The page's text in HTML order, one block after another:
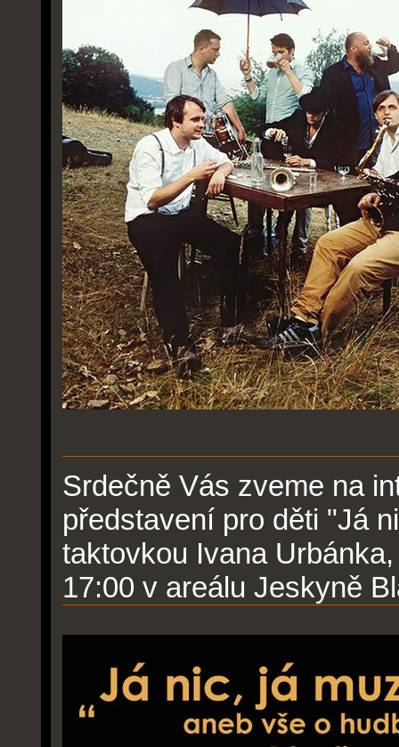
Srdečně Vás zveme na
představení pro děti "Já
taktovkou Ivana
17:00 v areálu Jeskyně